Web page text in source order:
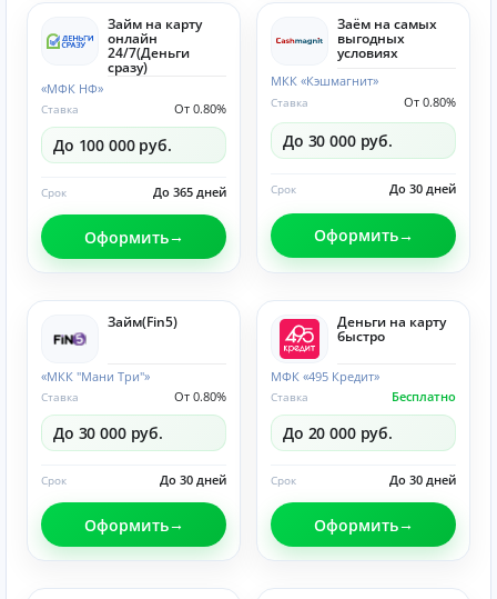
Займ на карту
онлайн
24/7(Деньги
сразу)
«МФК НФ»
От 0.80%
Ставка
До 100 000 руб.
До 365 дней
Срок
Оформить
Заём на самых
выгодных
условиях
МКК «Кэшмагнит»
От 0.80%
Ставка
До 30 000 руб.
До 30 дней
Срок
Оформить
Займ(Fin5)
«МКК "Мани Три"»
От 0.80%
Ставка
До 30 000 руб.
До 30 дней
Срок
Оформить
Деньги на карту
быстро
МФК «495 Кредит»
Бесплатно
Ставка
До 20 000 руб.
До 30 дней
Срок
Оформить